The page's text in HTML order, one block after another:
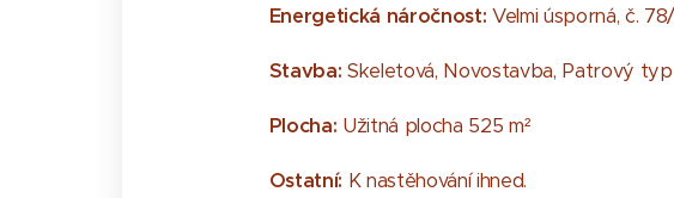
Energetická náročnost: Velmi úsporná, č.
Stavba: Skeletová, Novostavba, Patrový
Plocha: Užitná plocha 525 m²
Ostatní: K nastěhování ihned.